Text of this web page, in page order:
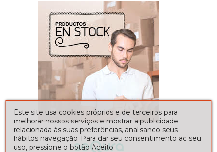
Este site usa cookies próprios e de terceiros para
melhorar nossos serviços e mostrar a publicidade
relacionada às suas preferências, analisando seus
hábitos navegação. Para dar seu consentimento ao seu
uso, pressione o botão Aceito.